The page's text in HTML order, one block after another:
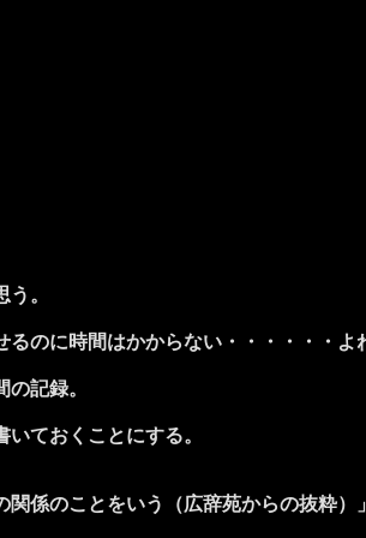
。
のに時間はかからない・・・・・・よ
記録。
ておくことにする。
関係のことをいう（広辞苑からの抜粋）